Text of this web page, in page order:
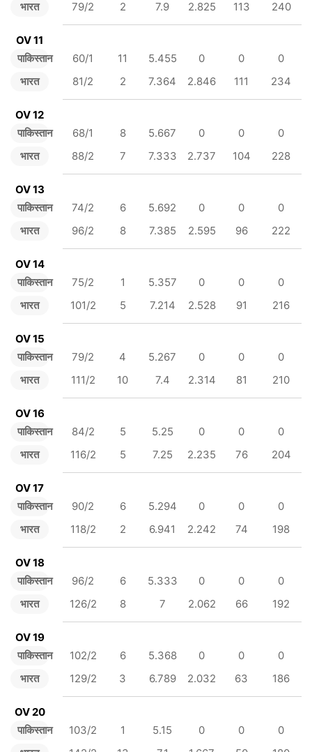
भारत
79/2
2 7.9 2.825 113 240
OV 11
पाकिस्तान
भारत
60/1 11 5.455 0 0
0
81/2
2 7.364 2.846 111 234
OV 12
पाकिस्तान
भारत
68/1 8 5.667 0 0
0
88/2
7 7.333 2.737 104 228
OV 13
पाकिस्तान
भारत
74/2 6 5.692 0 0
0
96/2
8 7.385 2.595 96 222
OV 14
पाकिस्तान
भारत
75/2 1 5.357 0 0
0
101/2
5 7.214 2.528 91 216
OV 15
पाकिस्तान
भारत
79/2 4 5.267 0 0
0
111/2
10 7.4 2.314 81 210
OV 16
पाकिस्तान
भारत
84/2 5 5.25 0 0
0
116/2
5 7.25 2.235 76 204
OV 17
पाकिस्तान
भारत
90/2 6 5.294 0 0
0
118/2
2 6.941 2.242 74 198
OV 18
पाकिस्तान
भारत
96/2 6 5.333 0 0
0
126/2
8 7 2.062 66 192
OV 19
पाकिस्तान
भारत
102/2 6 5.368 0 0
0
129/2
3 6.789 2.032 63 186
OV 20
पाकिस्तान
103/2 1 5.15 0 0
0